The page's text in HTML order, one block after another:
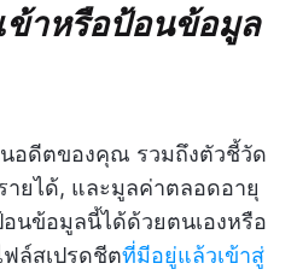
ข้าหรือป้อนข้อมูล
อดีตของคุณ รวมถึงตัวชี้วัด
ยได้, และมูลค่าตลอดอายุ
นข้อมูลนี้ได้ด้วยตนเองหรือ
ฟล์สเปรดชีตที่มีอยู่แล้วเข้าสู่